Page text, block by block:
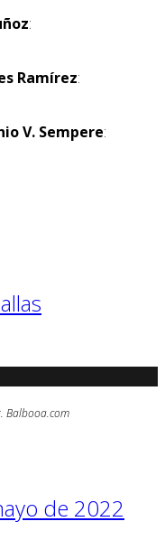
:
Ramírez:
V. Sempere:
Balbooa.com
de 2022